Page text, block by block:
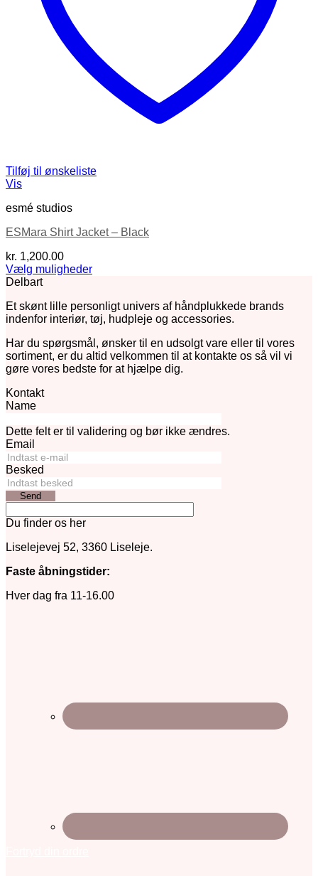
Tilføj til ønskeliste
Vis
esmé studios
ESMara Shirt Jacket – Black
kr. 1,200.00
Vælg muligheder
Dette
har
flere
Mulighederne
kan
vælges
varesiden
Delbart
Et skønt lille personligt univers af håndplukkede brands
indenfor interiør, tøj, hudpleje og accessories.
Har du spørgsmål, ønsker til en udsolgt vare eller til vores
sortiment, er du altid velkommen til at kontakte os så vil vi
gøre vores bedste for at hjælpe dig.
Kontakt
Name
Dette felt er til validering og bør ikke ændres.
Email
Besked
Send
Du finder os her
Liselejevej 52, 3360 Liseleje.
Faste åbningstider:
Hver dag fra 11-16.00